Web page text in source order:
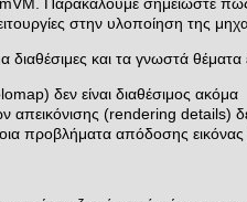
στην υλοποίηση της
διαθέσιμες και τα γνωστά θέματα
δεν είναι διαθέσιμος ακόμα
απεικόνισης (rendering details)
προβλήματα απόδοσης